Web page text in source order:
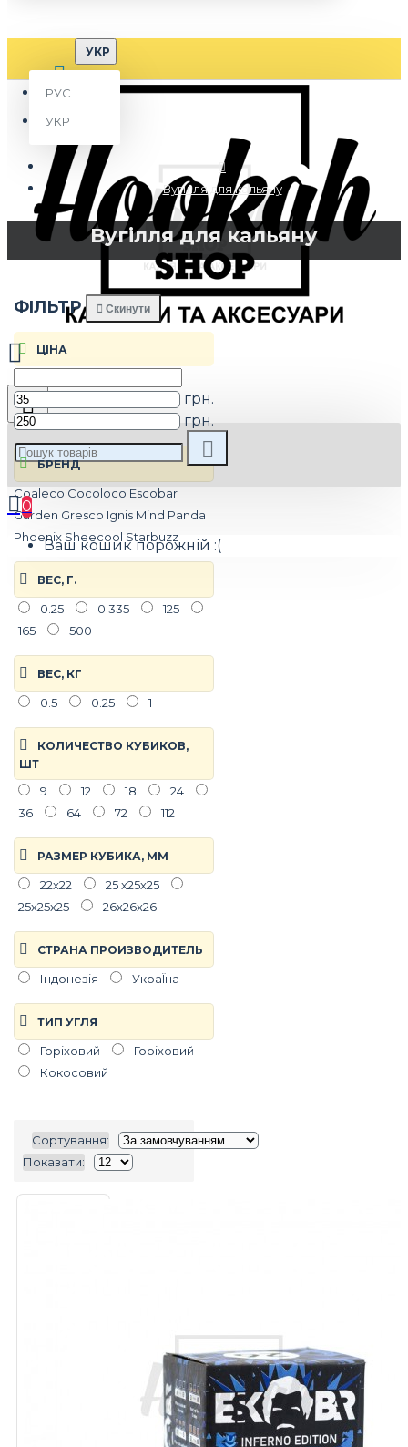
УКР
РУС
УКР
0
Ваш кошик порожній :(
Вугілля для кальяну
Вугілля для кальяну
ФIЛЬТР Скинути
ЦIНА
грн.
грн.
БРЕНД
Coaleco Cocoloco Escobar
Garden Gresco Ignis Mind Panda
Phoenix Sheecool Starbuzz
ВЕС, Г.
0.25 0.335
125
165
500
ВЕС, КГ
0.5 0.25 1
КОЛИЧЕСТВО КУБИКОВ,
ШТ
9 12 18
24
36
64 72 112
РАЗМЕР КУБИКА, ММ
22х22
25 х25х25
25х25х25
26х26х26
СТРАНА ПРОИЗВОДИТЕЛЬ
Індонезія УкраЇна
ТИП УГЛЯ
Горiховий
Горіховий
Кокосовий
Сортування:
Показати: